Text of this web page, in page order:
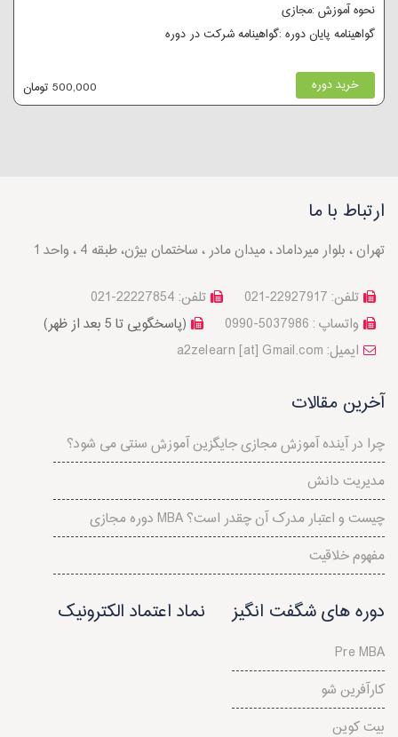
نحوه آموزش :مجازی
گواهینامه پایان دوره :گواهینامه شرکت در دوره
خرید دوره 500,000 تومان
ارتباط با ما
تهران ، بلوار میرداماد ، میدان مادر ، ساختمان بیژن، طبقه 4 ، واحد 1
تلفن: 22227854-021
تلفن: 22927917-021
(پاسخگویی تا 5 بعد از ظهر)
واتساپ : 5037986-0990
a2zelearn [at] Gmail.com :ایمیل
آخرین مقالات
چرا در آینده آموزش مجازی جایگزین آموزش سنتی می شود؟
مدیریت دانش
دوره مجازی MBA چیست و اعتبار مدرک آن چقدر است؟
مفهوم خلاقيت
دوره های شگفت انگیز
Pre MBA
کارآفرین شو
بیت کوین
نماد اعتماد الکترونیک